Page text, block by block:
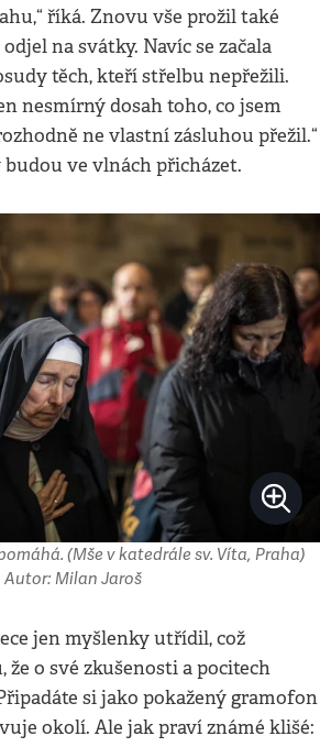
říká. Znovu vše prožil také
na svátky. Navíc se začala
těch, kteří střelbu nepřežili.
nesmírný dosah toho, co jsem
ne vlastní zásluhou přežil.“
ve vlnách přicházet.
(Mše v katedrále sv. Víta, Praha)
Autor: Milan Jaroš
jen myšlenky utřídil, což
že o své zkušenosti a pocitech
si jako pokažený gramofon
okolí. Ale jak praví známé klišé: